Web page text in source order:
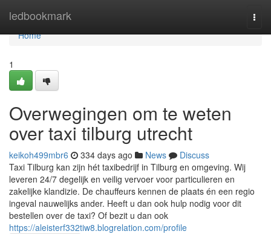
ledbookmark
Home
Home
1
Overwegingen om te weten
over taxi tilburg utrecht
keikoh499mbr6 334 days ago News
Discuss
Taxi Tilburg kan zijn hét taxibedrijf in Tilburg en omgeving. Wij
leveren 24/7 degelijk en veilig vervoer voor particulieren en
zakelijke klandizie. De chauffeurs kennen de plaats én een regio
ingeval nauwelijks ander. Heeft u dan ook hulp nodig voor dit
bestellen over de taxi? Of bezit u dan ook
https://aleisterf332tiw8.blogrelation.com/profile